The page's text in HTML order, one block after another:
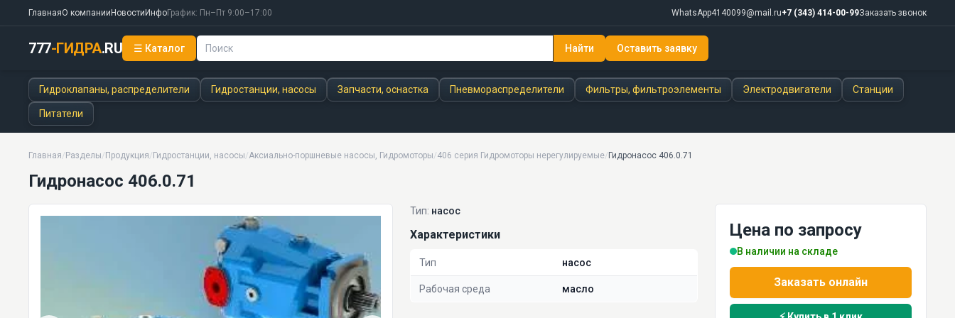
ГлавнаяО компании Новости ИнфоГрафик: Пн–Пт 9:00–17:00 WhatsApp4140099@mail.ru+7 (343) 414-00-99Заказать звонок
777-ГИДРА.RU ☰ Каталог Найти Оставить заявку
Гидроклапаны, распределители Гидростанции, насосы Запчасти, оснастка Пневмораспределители Фильтры, фильтроэлементы Электродвигатели Станции
Питатели
Главная/ Разделы/ Продукция/ Гидростанции, насосы/Аксиально-поршневые насосы, Гидромоторы/406 серия Гидромоторы нерегулируемые/ Гидронасос 406.0.71
Гидронасос 406.0.71
Гидронасос 406.0.71
Тип: насос
Характеристики
Тип насос
Рабочая среда масло
Цена по запросу
В наличии на складе
Заказать онлайн